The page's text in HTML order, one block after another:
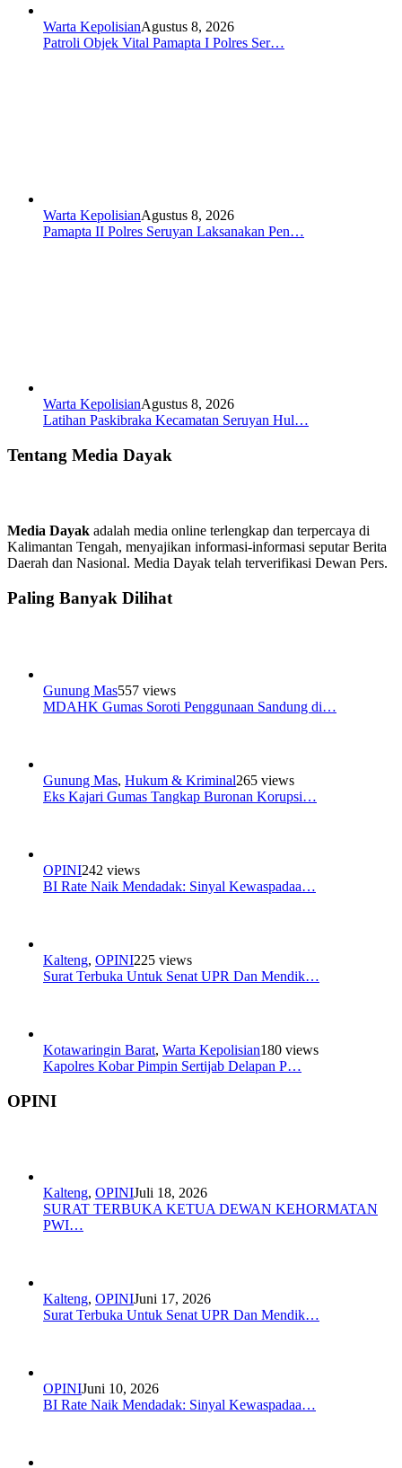
Warta KepolisianAgustus 8, 2026
Patroli Objek Vital Pamapta I Polres Ser…
Warta KepolisianAgustus 8, 2026
Pamapta II Polres Seruyan Laksanakan Pen…
Warta KepolisianAgustus 8, 2026
Latihan Paskibraka Kecamatan Seruyan Hul…
Tentang Media Dayak
Media Dayak adalah media online terlengkap dan terpercaya di
Kalimantan Tengah, menyajikan informasi-informasi seputar Berita
Daerah dan Nasional. Media Dayak telah terverifikasi Dewan Pers.
Paling Banyak Dilihat
Gunung Mas557 views
MDAHK Gumas Soroti Penggunaan Sandung di…
Gunung Mas, Hukum & Kriminal265 views
Eks Kajari Gumas Tangkap Buronan Korupsi…
OPINI242 views
BI Rate Naik Mendadak: Sinyal Kewaspadaa…
Kalteng, OPINI225 views
Surat Terbuka Untuk Senat UPR Dan Mendik…
Kotawaringin Barat, Warta Kepolisian180 views
Kapolres Kobar Pimpin Sertijab Delapan P…
OPINI
Kalteng, OPINIJuli 18, 2026
SURAT TERBUKA KETUA DEWAN KEHORMATAN
PWI…
Kalteng, OPINIJuni 17, 2026
Surat Terbuka Untuk Senat UPR Dan Mendik…
OPINIJuni 10, 2026
BI Rate Naik Mendadak: Sinyal Kewaspadaa…